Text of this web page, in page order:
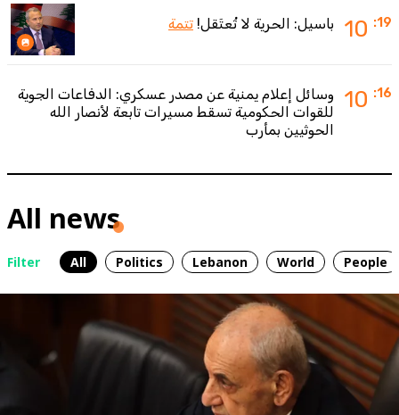
10 :19 باسيل: الحرية لا تُعتَقل! تتمة
10 :16
وسائل إعلام يمنية عن مصدر عسكري: الدفاعات الجوية
للقوات الحكومية تسقط مسيرات تابعة لأنصار الله
الحوثيين بمأرب
All news
Filter All Politics Lebanon World People